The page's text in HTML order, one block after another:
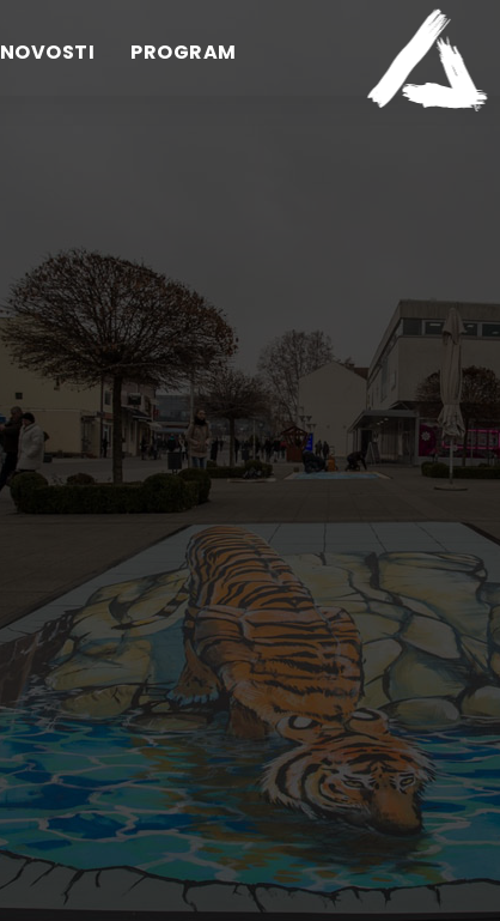
NOVOSTI PROGRAM